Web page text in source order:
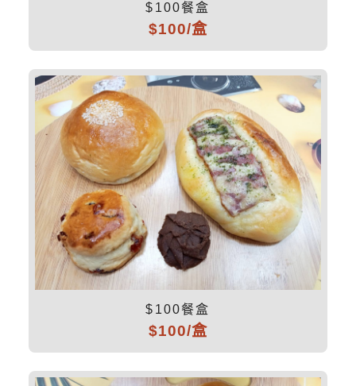
$100餐盒
$100/盒
$100餐盒
$100/盒